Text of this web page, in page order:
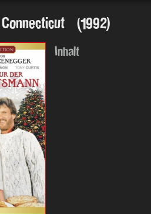
(1992)
Inhalt